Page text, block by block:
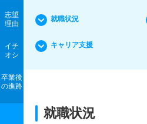
志望
理由
イチ
オシ
卒業後
の進路
就職状況
キャリア支援
就職状況